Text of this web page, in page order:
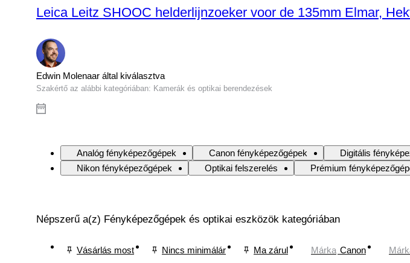
Leica Leitz SHOOC helderlijnzoeker voor de 135mm Elmar,
Edwin Molenaar által kiválasztva
Szakértő az alábbi kategóriában: Kamerák és optikai berendezések
Analóg fényképezőgépek Canon fényképezőgépek Digitális
Nikon fényképezőgépek
Optikai felszerelés Prémium
Népszerű a(z) Fényképezőgépek és optikai eszközök kategóriában
Vásárlás most Nincs minimálár Ma zárul Márka Canon